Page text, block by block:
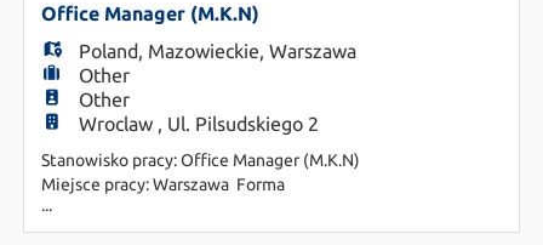
EN
FR
IT
stanowisko Senior Personal Assistant dla członka
Office Manager (M.K.N)
Poland, Mazowieckie, Warszawa
Other
Other
Wroclaw , Ul. Pilsudskiego 2
Stanowisko pracy: Office Manager (M.K.N)
Miejsce pracy: Warszawa Forma
zatrudnienia: B2B lub Umowa o pracę O naszym
kliencie: Jesteśmy dynamicznie rozwijającą się
...